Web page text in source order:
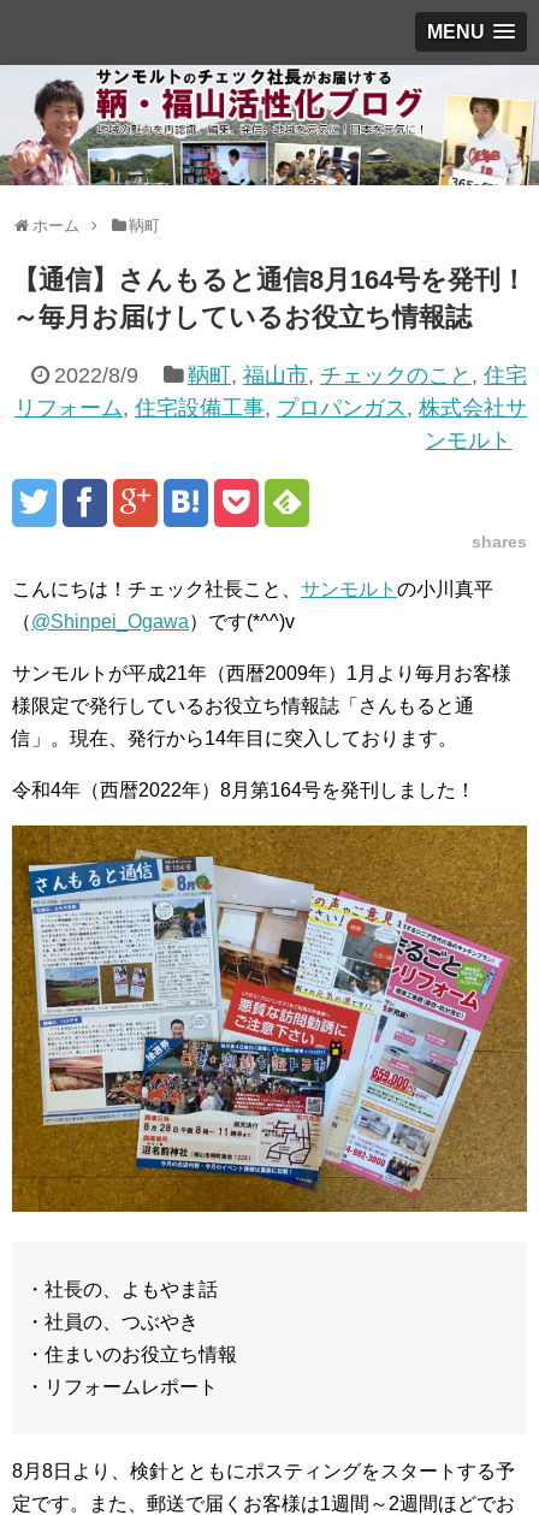
MENU
ホーム 鞆町
【通信】さんもると通信8月164号を発刊！
～毎月お届けしているお役立ち情報誌
2022/8/9 鞆町 , 福山市, チェックのこと , 住宅
リフォーム, 住宅設備工事, プロパンガス, 株式会社サ
ンモルト
shares
こんにちは！チェック社長こと、 サンモルト の小川真平
（@Shinpei_Ogawa）です(*^^)v
サンモルトが平成21年（西暦2009年）1月より毎月お客様
様限定で発行しているお役立ち情報誌「さんもると通
信」。現在、発行から14年目に突入しております。
令和4年（西暦2022年）8月第164号を発刊しました！
・社長の、よもやま話
・社員の、つぶやき
・住まいのお役立ち情報
・リフォームレポート
8月8日より、検針とともにポスティングをスタートする予
定です。また、郵送で届くお客様は1週間～2週間ほどでお